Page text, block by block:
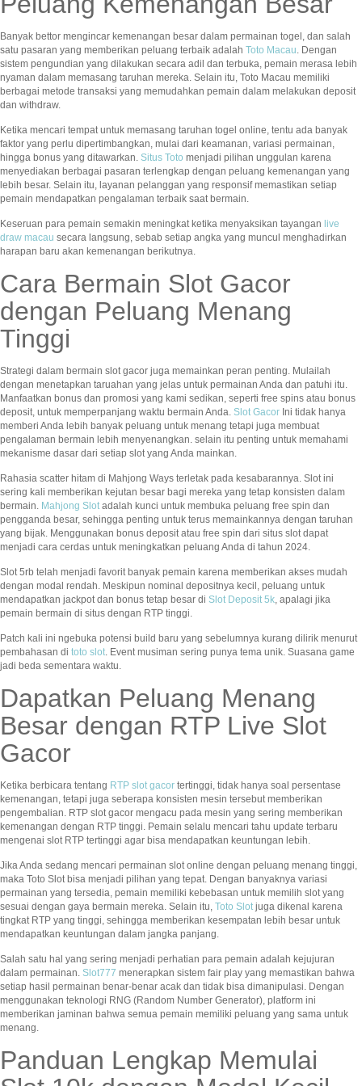
Banyak bettor mengincar kemenangan besar dalam permainan togel, dan salah
satu pasaran yang memberikan peluang terbaik adalah Toto Macau. Dengan
sistem pengundian yang dilakukan secara adil dan terbuka, pemain merasa lebih
nyaman dalam memasang taruhan mereka. Selain itu, Toto Macau memiliki
berbagai metode transaksi yang memudahkan pemain dalam melakukan deposit
dan withdraw.
Ketika mencari tempat untuk memasang taruhan togel online, tentu ada banyak
faktor yang perlu dipertimbangkan, mulai dari keamanan, variasi permainan,
hingga bonus yang ditawarkan. Situs Toto menjadi pilihan unggulan karena
menyediakan berbagai pasaran terlengkap dengan peluang kemenangan yang
lebih besar. Selain itu, layanan pelanggan yang responsif memastikan setiap
pemain mendapatkan pengalaman terbaik saat bermain.
Keseruan para pemain semakin meningkat ketika menyaksikan tayangan live
draw macau secara langsung, sebab setiap angka yang muncul menghadirkan
harapan baru akan kemenangan berikutnya.
Cara Bermain Slot Gacor
dengan Peluang Menang
Tinggi
Strategi dalam bermain slot gacor juga memainkan peran penting. Mulailah
dengan menetapkan taruahan yang jelas untuk permainan Anda dan patuhi itu.
Manfaatkan bonus dan promosi yang kami sedikan, seperti free spins atau bonus
deposit, untuk memperpanjang waktu bermain Anda. Slot Gacor Ini tidak hanya
memberi Anda lebih banyak peluang untuk menang tetapi juga membuat
pengalaman bermain lebih menyenangkan. selain itu penting untuk memahami
mekanisme dasar dari setiap slot yang Anda mainkan.
Rahasia scatter hitam di Mahjong Ways terletak pada kesabarannya. Slot ini
sering kali memberikan kejutan besar bagi mereka yang tetap konsisten dalam
bermain. Mahjong Slotadalah kunci untuk membuka peluang free spin dan
pengganda besar, sehingga penting untuk terus memainkannya dengan taruhan
yang bijak. Menggunakan bonus deposit atau free spin dari situs slot dapat
menjadi cara cerdas untuk meningkatkan peluang Anda di tahun 2024.
Slot 5rb telah menjadi favorit banyak pemain karena memberikan akses mudah
dengan modal rendah. Meskipun nominal depositnya kecil, peluang untuk
mendapatkan jackpot dan bonus tetap besar di Slot Deposit 5k, apalagi jika
pemain bermain di situs dengan RTP tinggi.
Patch kali ini ngebuka potensi build baru yang sebelumnya kurang dilirik menurut
pembahasan di toto slot. Event musiman sering punya tema unik. Suasana game
jadi beda sementara waktu.
Dapatkan Peluang Menang
Besar dengan RTP Live Slot
Gacor
Ketika berbicara tentang RTP slot gacor tertinggi, tidak hanya soal persentase
kemenangan, tetapi juga seberapa konsisten mesin tersebut memberikan
pengembalian. RTP slot gacor mengacu pada mesin yang sering memberikan
kemenangan dengan RTP tinggi. Pemain selalu mencari tahu update terbaru
mengenai slot RTP tertinggi agar bisa mendapatkan keuntungan lebih.
Jika Anda sedang mencari permainan slot online dengan peluang menang tinggi,
maka Toto Slot bisa menjadi pilihan yang tepat. Dengan banyaknya variasi
permainan yang tersedia, pemain memiliki kebebasan untuk memilih slot yang
sesuai dengan gaya bermain mereka. Selain itu, Toto Slotjuga dikenal karena
tingkat RTP yang tinggi, sehingga memberikan kesempatan lebih besar untuk
mendapatkan keuntungan dalam jangka panjang.
Salah satu hal yang sering menjadi perhatian para pemain adalah kejujuran
dalam permainan. Slot777 menerapkan sistem fair play yang memastikan bahwa
setiap hasil permainan benar-benar acak dan tidak bisa dimanipulasi. Dengan
menggunakan teknologi RNG (Random Number Generator), platform ini
memberikan jaminan bahwa semua pemain memiliki peluang yang sama untuk
menang.
Panduan Lengkap Memulai